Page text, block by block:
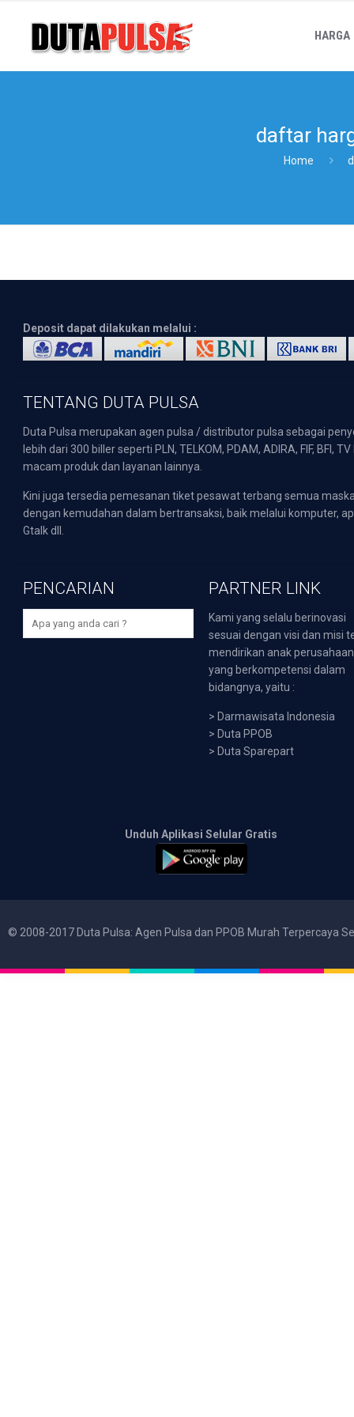
HARGA
daftar
Home
Deposit dapat dilakukan melalui :
TENTANG DUTA PULSA
Duta Pulsa merupakan agen pulsa / distributor pulsa sebagai
lebih dari 300 biller seperti PLN, TELKOM, PDAM, ADIRA, FIF,
macam produk dan layanan lainnya.
Kini juga tersedia pemesanan tiket pesawat terbang semua
dengan kemudahan dalam bertransaksi, baik melalui komputer,
Gtalk dll.
PENCARIAN PARTNER LINK
Kami yang selalu berinovasi
sesuai dengan visi dan misi
mendirikan anak perusahaan
yang berkompetensi dalam
bidangnya, yaitu :
> Darmawisata Indonesia
> Duta PPOB
> Duta Sparepart
Unduh Aplikasi Selular Gratis
© 2008-2017 Duta Pulsa: Agen Pulsa dan PPOB Murah Terpercaya